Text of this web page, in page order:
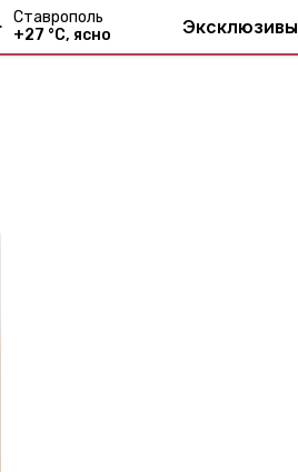
Ставрополь
+27 °С, ясно Эксклюзивы